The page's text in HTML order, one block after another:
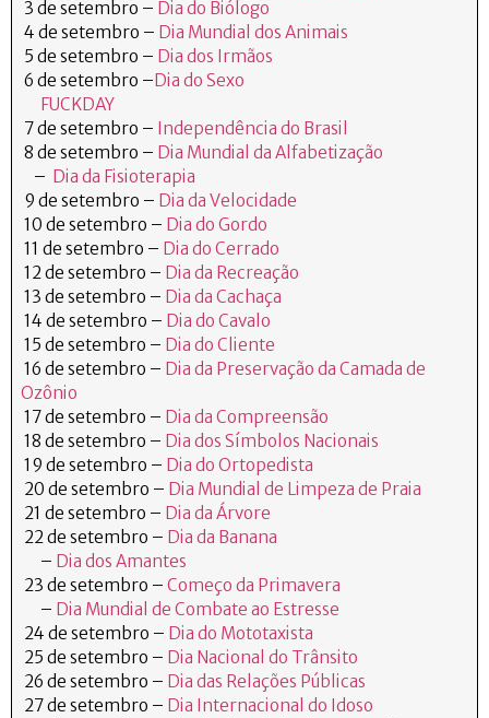
3 de setembro – Dia do Biólogo
4 de setembro – Dia Mundial dos Animais
5 de setembro – Dia dos Irmãos
6 de setembro – Dia do Sexo
FUCKDAY
7 de setembro – Independência do Brasil
8 de setembro – Dia Mundial da Alfabetização
– Dia da Fisioterapia
9 de setembro – Dia da Velocidade
10 de setembro – Dia do Gordo
11 de setembro – Dia do Cerrado
12 de setembro – Dia da Recreação
13 de setembro – Dia da Cachaça
14 de setembro – Dia do Cavalo
15 de setembro – Dia do Cliente
16 de setembro – Dia da Preservação da Camada de
Ozônio
17 de setembro – Dia da Compreensão
18 de setembro – Dia dos Símbolos Nacionais
19 de setembro – Dia do Ortopedista
20 de setembro – Dia Mundial de Limpeza de Praia
21 de setembro – Dia da Árvore
22 de setembro – Dia da Banana
– Dia dos Amantes
23 de setembro – Começo da Primavera
– Dia Mundial de Combate ao Estresse
24 de setembro – Dia do Mototaxista
25 de setembro – Dia Nacional do Trânsito
26 de setembro – Dia das Relações Públicas
27 de setembro – Dia Internacional do Idoso